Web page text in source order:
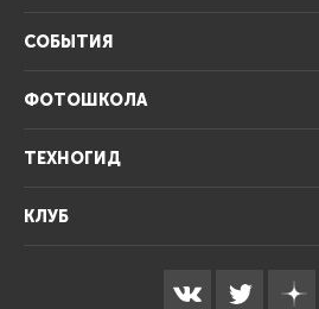
СОБЫТИЯ
ФОТОШКОЛА
ТЕХНОГИД
КЛУБ